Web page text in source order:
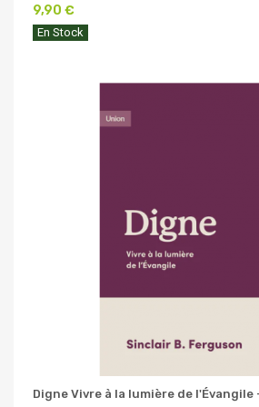
9,90 €
En Stock
Digne Vivre à la lumière de l'Évangile